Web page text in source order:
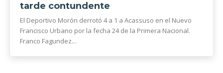
tarde contundente
El Deportivo Morón derrotó 4 a 1 a Acassuso en el Nuevo
Francisco Urbano por la fecha 24 de la Primera Nacional.
Franco Fagundez...